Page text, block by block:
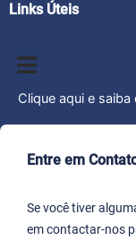
Links Úteis
Clique aqui e
Entre em
Se você tiver
em contactar-nos